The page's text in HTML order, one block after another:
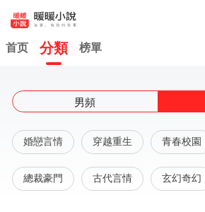
首页 分類 榜單
男頻
婚戀言情
總裁豪門
穿越重生
古代言情
青春校園
玄幻奇幻